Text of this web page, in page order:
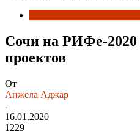
Сочи на РИФе-2020
проектов
От
Анжела Аджар
-
16.01.2020
1229